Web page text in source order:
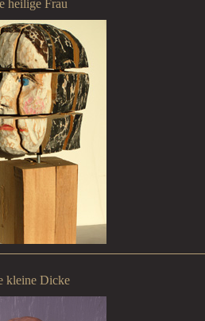
heilige Frau
kleine Dicke